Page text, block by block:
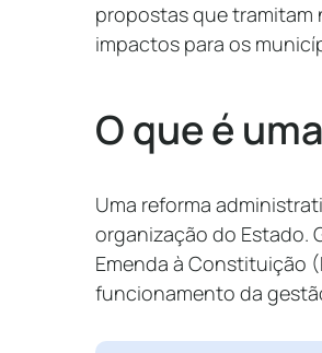
propostas que tramitam
impactos para os
O que é
Uma reforma
organização do Estado.
Emenda à Constituição
funcionamento da